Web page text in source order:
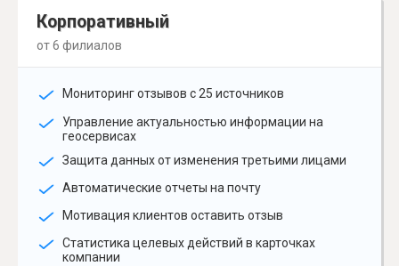
Корпоративный
от 6 филиалов
Мониторинг отзывов с 25 источников
Управление актуальностью информации на
геосервисах
Защита данных от изменения третьими лицами
Автоматические отчеты на почту
Мотивация клиентов оставить отзыв
Статистика целевых действий в карточках
компании